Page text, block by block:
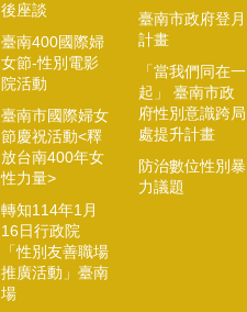
後座談
臺南400國際婦
女節-性別電影
院活動
臺南市國際婦女
節慶祝活動<釋
放台南400年女
性力量>
轉知114年1月
16日行政院
「性別友善職場
推廣活動」臺南
場
臺南市政府登月
計畫
「當我們同在一
起」 臺南市政
府性別意識跨局
處提升計畫
防治數位性別暴
力議題